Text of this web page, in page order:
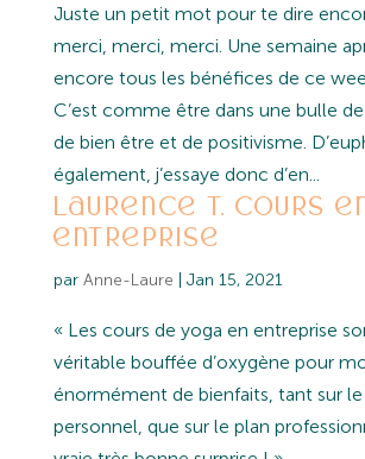
Juste un petit mot pour te dire
merci, merci, merci. Une semaine
encore tous les bénéfices de ce
C’est comme être dans une bulle
de bien être et de positivisme.
également, j’essaye donc d’en...
Laurence T. Cours
entreprise
par Anne-Laure Jan 15, 2021
« Les cours de yoga en entreprise
véritable bouffée d’oxygène pour
énormément de bienfaits, tant sur le
personnel, que sur le plan